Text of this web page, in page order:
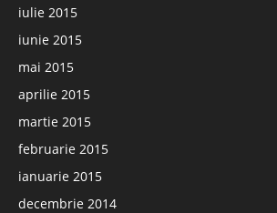
iulie 2015
iunie 2015
mai 2015
aprilie 2015
martie 2015
februarie 2015
ianuarie 2015
decembrie 2014